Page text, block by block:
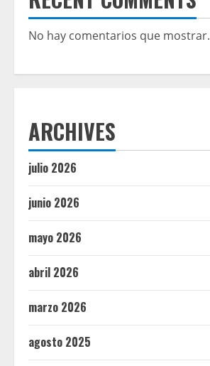
No hay comentarios que mostrar.
ARCHIVES
julio 2026
junio 2026
mayo 2026
abril 2026
marzo 2026
agosto 2025